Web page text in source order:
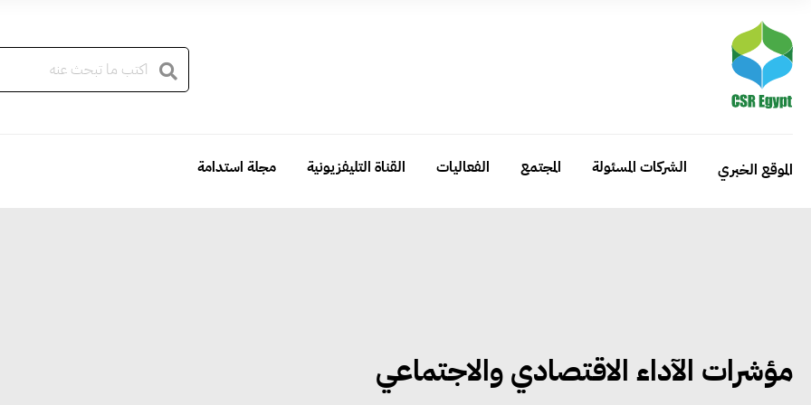
الموقع الخبري الشركات المسئولة المجتمع الفعاليات القناة التليفزيونية مجلة استدامة
مؤشرات الآداء الاقتصادي والاجتماعي